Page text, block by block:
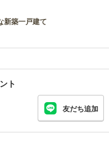
新築一戸建て
ト
友だち追加